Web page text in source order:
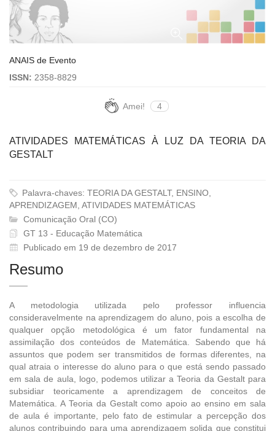
ANAIS de Evento
ISSN: 2358-8829
Amei! 4
ATIVIDADES MATEMÁTICAS À LUZ DA TEORIA DA
GESTALT
Palavra-chaves: TEORIA DA GESTALT, ENSINO,
APRENDIZAGEM, ATIVIDADES MATEMÁTICAS
Comunicação Oral (CO)
GT 13 - Educação Matemática
Publicado em 19 de dezembro de 2017
Resumo
A metodologia utilizada pelo professor influencia
consideravelmente na aprendizagem do aluno, pois a escolha de
qualquer opção metodológica é um fator fundamental na
assimilação dos conteúdos de Matemática. Sabendo que há
assuntos que podem ser transmitidos de formas diferentes, na
qual atraia o interesse do aluno para o que está sendo passado
em sala de aula, logo, podemos utilizar a Teoria da Gestalt para
subsidiar teoricamente a aprendizagem de conceitos de
Matemática. A Teoria da Gestalt como apoio ao ensino em sala
de aula é importante, pelo fato de estimular a percepção dos
alunos contribuindo para uma aprendizagem solida que constitui